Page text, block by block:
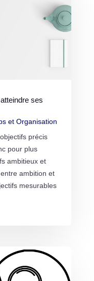
ses
et Organisation
précis
pour plus
ambitieux et
ambition et
mesurables